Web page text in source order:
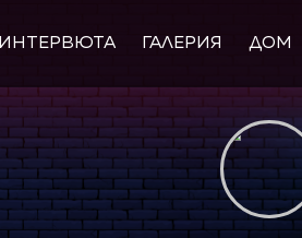
ИНТЕРВЮТА ГАЛЕРИЯ ДОМ